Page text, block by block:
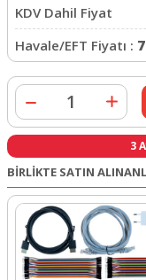
KDV Dahil Fiyat
Havale/EFT Fiyatı :
3
BİRLİKTE SATIN